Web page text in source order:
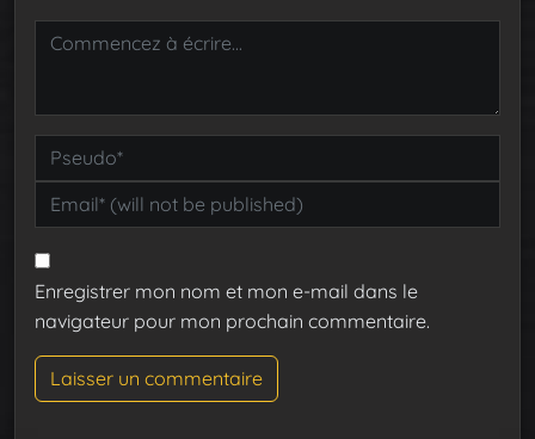
Enregistrer mon nom et mon e-mail dans le
navigateur pour mon prochain commentaire.